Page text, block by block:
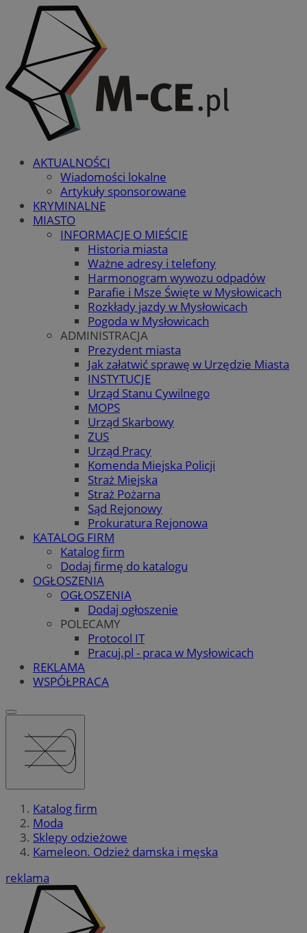
AKTUALNOŚCI
Wiadomości lokalne
Artykuły sponsorowane
KRYMINALNE
MIASTO
INFORMACJE O MIEŚCIE
Historia miasta
Ważne adresy i telefony
Harmonogram wywozu odpadów
Parafie i Msze Święte w Mysłowicach
Rozkłady jazdy w Mysłowicach
Pogoda w Mysłowicach
ADMINISTRACJA
Prezydent miasta
Jak załatwić sprawę w Urzędzie Miasta
INSTYTUCJE
Urząd Stanu Cywilnego
MOPS
Urząd Skarbowy
ZUS
Urząd Pracy
Komenda Miejska Policji
Straż Miejska
Straż Pożarna
Sąd Rejonowy
Prokuratura Rejonowa
KATALOG FIRM
Katalog firm
Dodaj firmę do katalogu
OGŁOSZENIA
OGŁOSZENIA
Dodaj ogłoszenie
POLECAMY
Protocol IT
Pracuj.pl - praca w Mysłowicach
REKLAMA
WSPÓŁPRACA
Katalog firm
Moda
Sklepy odzieżowe
Kameleon. Odzież damska i męska
reklama